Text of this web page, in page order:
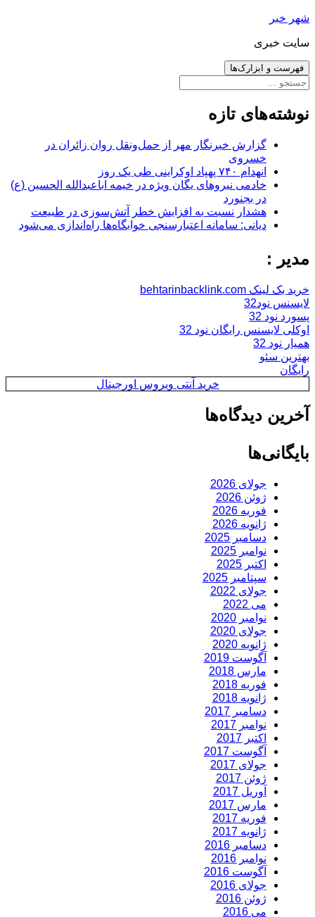
رفتن
نوشته‌ها
شهر خبر
سایت خبری
فهرست و ابزارک‌ها
جستجو
نوشته‌های تازه
گزارش خبرنگار مهر از حمل‌ونقل روان زائران در
خسروی
انهدام ۷۴۰ پهپاد اوکراینی طی یک روز
خادمی نیروهای یگان ویژه در خیمه اباعبدالله الحسین (ع)
در بجنورد
هشدار نسبت به افزایش خطر آتش‌سوزی در طبیعت
دیانی: سامانه اعتبارسنجی خوابگاه‌ها راه‌اندازی می‌شود
مدیر :
خرید بک لینک behtarinbacklink.com
لایسنس نود32
پسورد نود 32
اوکلی لایسنس رایگان نود 32
همیار نود 32
بهترین سئو
رایگان
خرید آنتی ویروس اورجینال
آخرین دیدگاه‌ها
بایگانی‌ها
جولای 2026
ژوئن 2026
فوریه 2026
ژانویه 2026
دسامبر 2025
نوامبر 2025
اکتبر 2025
سپتامبر 2025
جولای 2022
می 2022
نوامبر 2020
جولای 2020
ژانویه 2020
آگوست 2019
مارس 2018
فوریه 2018
ژانویه 2018
دسامبر 2017
نوامبر 2017
اکتبر 2017
آگوست 2017
جولای 2017
ژوئن 2017
آوریل 2017
مارس 2017
فوریه 2017
ژانویه 2017
دسامبر 2016
نوامبر 2016
آگوست 2016
جولای 2016
ژوئن 2016
می 2016